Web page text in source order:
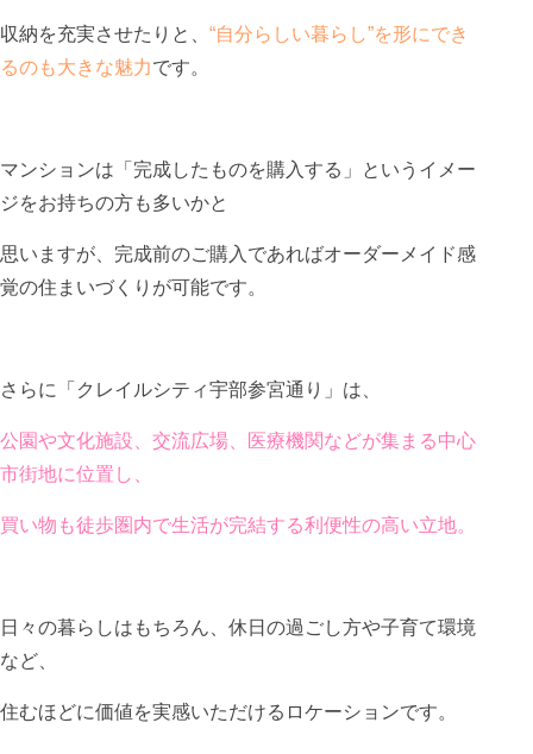
収納を充実させたりと、 “自分らしい暮らし”を形にでき
るのも大きな魅力です。
マンションは「完成したものを購入する」というイメー
ジをお持ちの方も多いかと
思いますが、完成前のご購入であればオーダーメイド感
覚の住まいづくりが可能です。
さらに「クレイルシティ宇部参宮通り」は、
公園や文化施設、交流広場、医療機関などが集まる中心
市街地に位置し、
買い物も徒歩圏内で生活が完結する利便性の高い立地。
日々の暮らしはもちろん、休日の過ごし方や子育て環境
など、
住むほどに価値を実感いただけるロケーションです。